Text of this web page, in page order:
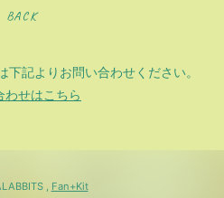
BACK
下記よりお問い合わせください。
わせはこちら
, Fan+Kit